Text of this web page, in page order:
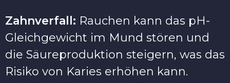
Zahnverfall: Rauchen kann das pH-
Gleichgewicht im Mund stören und
die Säureproduktion steigern, was das
Risiko von Karies erhöhen kann.